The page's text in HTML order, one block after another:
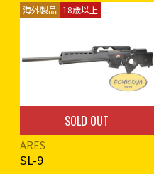
海外製品 18歳以上
SOLD OUT
ARES
SL-9